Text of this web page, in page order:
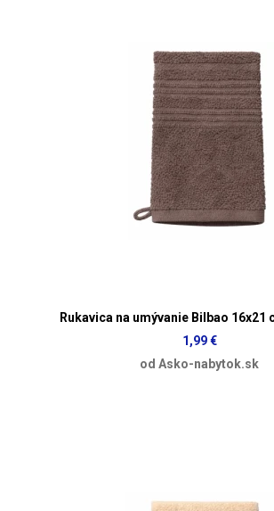
Rukavica na umývanie Bilbao 16x21
1,99 €
od Asko-nabytok.sk